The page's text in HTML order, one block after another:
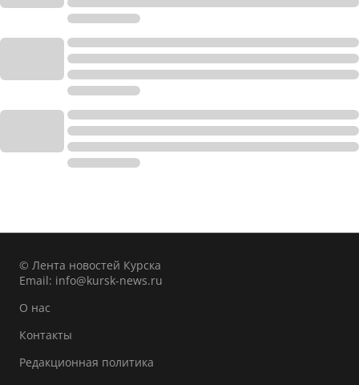
© Лента новостей Курска
Email: info@kursk-news.ru
О нас
Контакты
Редакционная политика